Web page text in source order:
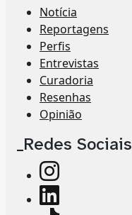
Notícia
Reportagens
Perfis
Entrevistas
Curadoria
Resenhas
Opinião
_Redes Sociais